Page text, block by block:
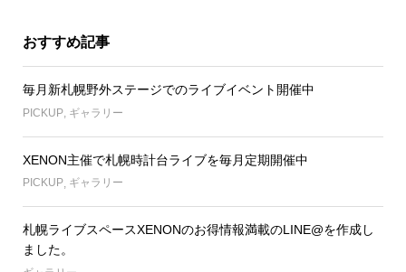
おすすめ記事
毎月新札幌野外ステージでのライブイベント開催中
PICKUP, ギャラリー
XENON主催で札幌時計台ライブを毎月定期開催中
PICKUP, ギャラリー
札幌ライブスペースXENONのお得情報満載のLINE@を作成し
ました。